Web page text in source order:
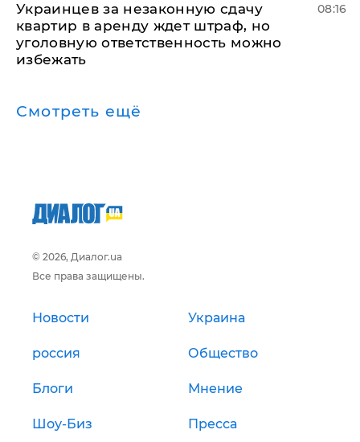
Украинцев за незаконную сдачу
квартир в аренду ждет штраф, но
уголовную ответственность можно
избежать
08:16
Смотреть ещё
© 2026, Диалог.ua
Все права защищены.
Новости Украина
россия Общество
Блоги Мнение
Шоу-Биз Пресса